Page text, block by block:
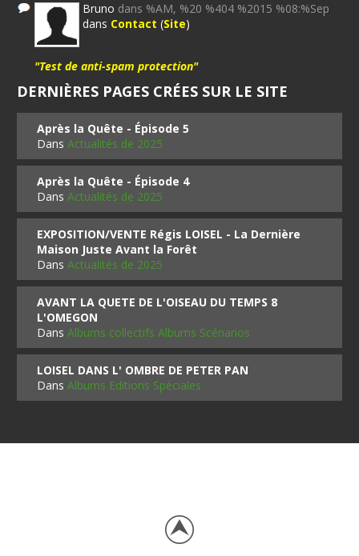
Bruno dans %AM, %20 %404 %2015 %08:%Sep
dans Contact (Site)
"Test de anti-spam protection"
DERNIÈRES PAGES CRÉES SUR LE SITE
Après la Quête - Épisode 5
DansActualités de 2025
Après la Quête - Épisode 4
DansActualités de 2025
EXPOSITION/VENTE Régis LOISEL - La Dernière
Maison Juste Avant la Forêt
DansActualités de 2025
AVANT LA QUETE DE L'OISEAU DU TEMPS 8
L'OMEGON
DansAlbums collectifs Albums Scénarios
LOISEL DANS L' OMBRE DE PETER PAN
DansAlbums Editions Spéciales